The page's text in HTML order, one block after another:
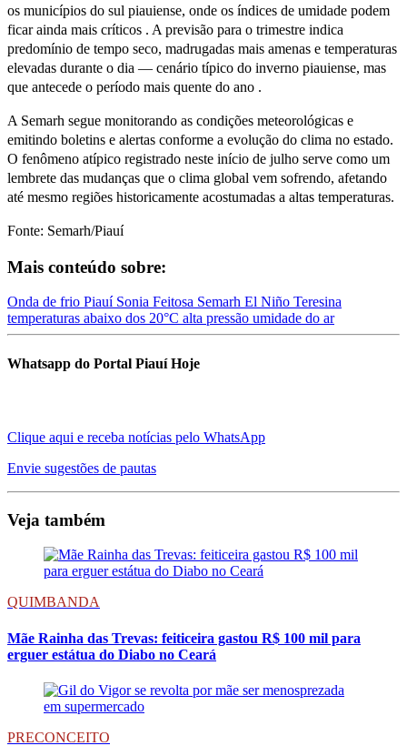
os municípios do sul piauiense, onde os índices de umidade podem
ficar ainda mais críticos . A previsão para o trimestre indica
predomínio de tempo seco, madrugadas mais amenas e temperaturas
elevadas durante o dia — cenário típico do inverno piauiense, mas
que antecede o período mais quente do ano .
A Semarh segue monitorando as condições meteorológicas e
emitindo boletins e alertas conforme a evolução do clima no estado.
O fenômeno atípico registrado neste início de julho serve como um
lembrete das mudanças que o clima global vem sofrendo, afetando
até mesmo regiões historicamente acostumadas a altas temperaturas.
Fonte: Semarh/Piauí
Mais conteúdo sobre:
Onda de frio Piauí Sonia Feitosa Semarh El Niño Teresina
temperaturas abaixo dos 20°C alta pressão umidade do ar
Whatsapp do Portal Piauí Hoje
Clique aqui e receba notícias pelo WhatsApp
Envie sugestões de pautas
Veja também
QUIMBANDA
Mãe Rainha das Trevas: feiticeira gastou R$ 100 mil para
erguer estátua do Diabo no Ceará
PRECONCEITO